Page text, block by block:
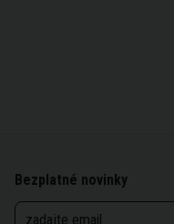
Bezplatné novinky